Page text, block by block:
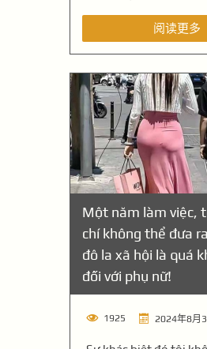
阅读更多
Một năm làm việc,
chí không thể đưa
đô la xã hội là quá
đối với phụ nữ!
1925 2024年8月